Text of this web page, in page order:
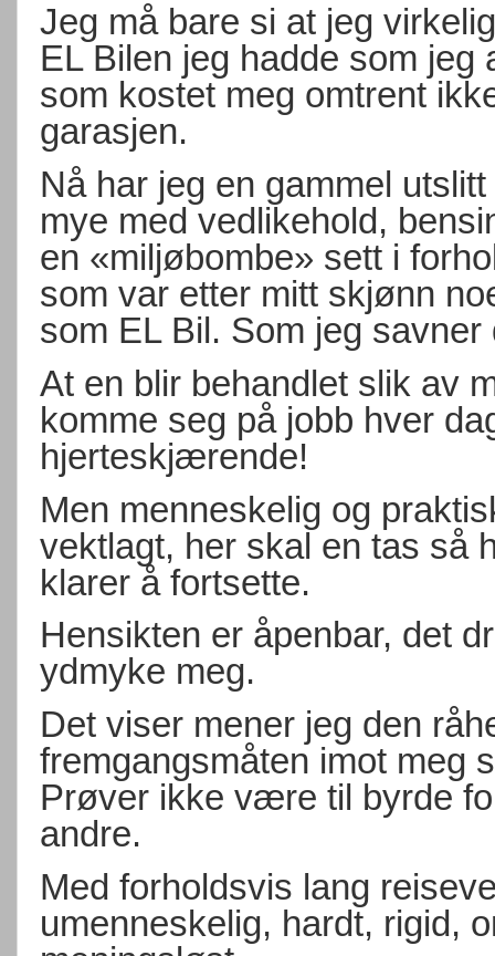
Jeg må bare si at jeg
EL Bilen jeg hadde som jeg
som kostet meg omtrent
garasjen.
Nå har jeg en gammel
mye med vedlikehold,
en «miljøbombe» sett i
som var etter mitt skjønn
som EL Bil. Som jeg
At en blir behandlet slik av
komme seg på jobb hver
hjerteskjærende!
Men menneskelig og
vektlagt, her skal en tas så
klarer å fortsette.
Hensikten er åpenbar, det
ydmyke meg.
Det viser mener jeg den
fremgangsmåten imot meg
Prøver ikke være til byrde
andre.
Med forholdsvis lang
umenneskelig, hardt, rigid,